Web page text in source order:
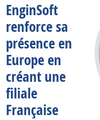
EnginSoft
renforce sa
présence en
Europe en
créant une
filiale
Française